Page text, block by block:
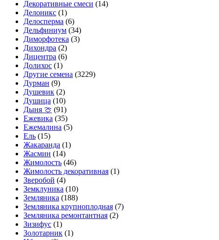
Декоративные смеси (14)
Делоникс (1)
Делосперма (6)
Дельфиниум (34)
Диморфотека (3)
Дихондра (2)
Дицентра (6)
Долихос (1)
Другие семена (3229)
Дурман (9)
Душевик (2)
Душица (10)
Дыня 🍈 (91)
Ежевика (35)
Ежемалина (5)
Ель (15)
Жакаранда (1)
Жасмин (14)
Жимолость (46)
Жимолость декоративная (1)
Зверобой (4)
Земклуника (10)
Земляника (188)
Земляника крупноплодная (7)
Земляника ремонтантная (2)
Зизифус (1)
Золотарник (1)